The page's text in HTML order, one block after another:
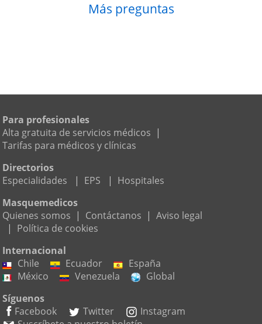
Más preguntas
Para profesionales
Alta gratuita de servicios médicos |
Tarifas para médicos y clínicas
Directorios
Especialidades
| EPS | Hospitales
Masquemedicos
Quienes somos | Contáctanos | Aviso legal
| Política de cookies
Internacional
Chile
Ecuador
España
México
Venezuela
Global
Síguenos
Facebook
Twitter
Instagram